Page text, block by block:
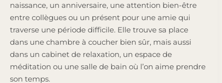
naissance, un anniversaire, une attention bien-être
entre collègues ou un présent pour une amie qui
traverse une période difficile. Elle trouve sa place
dans une chambre à coucher bien sûr, mais aussi
dans un cabinet de relaxation, un espace de
méditation ou une salle de bain où l’on aime prendre
son temps.